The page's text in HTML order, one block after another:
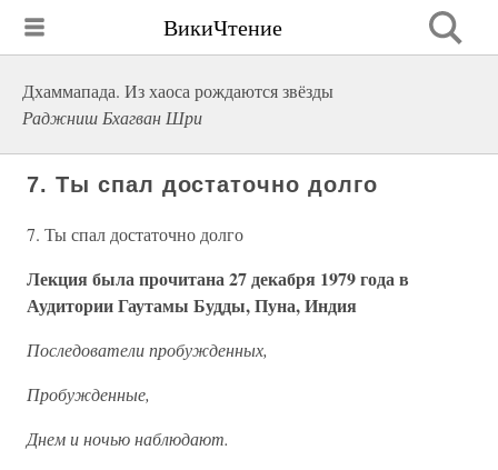
ВикиЧтение
Дхаммапада. Из хаоса рождаются звёзды
Раджниш Бхагван Шри
7. Ты спал достаточно долго
7. Ты спал достаточно долго
Лекция была прочитана 27 декабря 1979 года в
Аудитории Гаутамы Будды, Пуна, Индия
Последователи пробужденных,
Пробужденные,
Днем и ночью наблюдают.